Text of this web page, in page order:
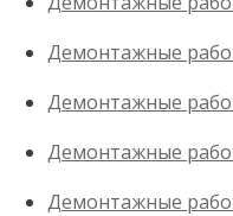
Демонтажные
Демонтажные
Демонтажные
Демонтажные